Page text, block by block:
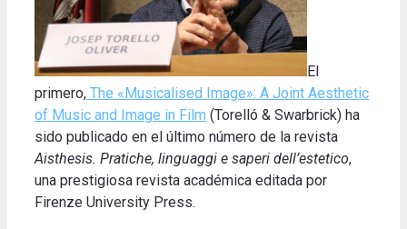
El
primero, The «Musicalised Image»: A Joint Aesthetic
of Music and Image in Film (Torelló & Swarbrick) ha
sido publicado en el último número de la revista
Aisthesis. Pratiche, linguaggi e saperi dell’estetico,
una prestigiosa revista académica editada por
Firenze University Press.